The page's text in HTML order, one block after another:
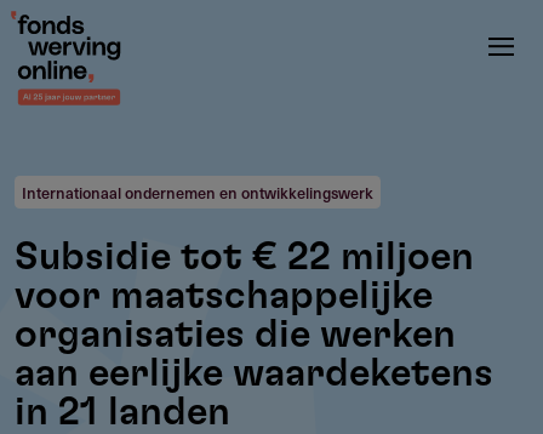
Overslaan
naar
de
gaan
Internationaal ondernemen en ontwikkelingswerk
Subsidie tot € 22 miljoen
voor maatschappelijke
organisaties die werken
aan eerlijke waardeketens
in 21 landen